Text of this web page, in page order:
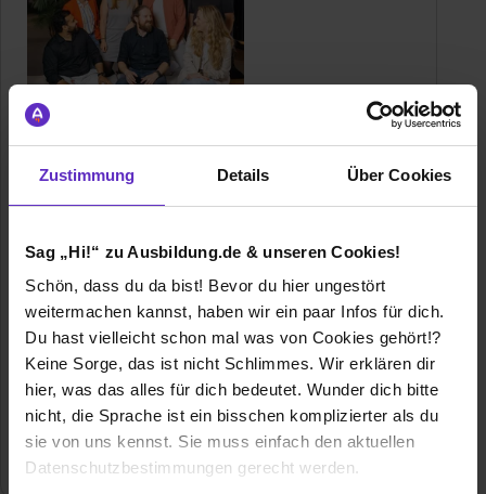
Zustimmung Details Über Cookies
Sag „Hi!“ zu Ausbildung.de & unseren Cookies!
Schön, dass du da bist! Bevor du hier ungestört
weitermachen kannst, haben wir ein paar Infos für dich.
Du hast vielleicht schon mal was von Cookies gehört!?
Keine Sorge, das ist nicht Schlimmes. Wir erklären dir
hier, was das alles für dich bedeutet. Wunder dich bitte
nicht, die Sprache ist ein bisschen komplizierter als du
sie von uns kennst. Sie muss einfach den aktuellen
Datenschutzbestimmungen gerecht werden.
CGI Deutschland B.V. & Co. KG
40549 Düsseldorf
E-Mail anzeigen
Gründungsjahr 1976
Mitarbeiter4.700 Mitarbeitende in Deutschland, 94.000
Mitarbeitende weltweit
Umsatz 15,91 Mrd. CAD (Geschäftsjahr 2025)
Branche Beratung, IT / EDV, Informatik